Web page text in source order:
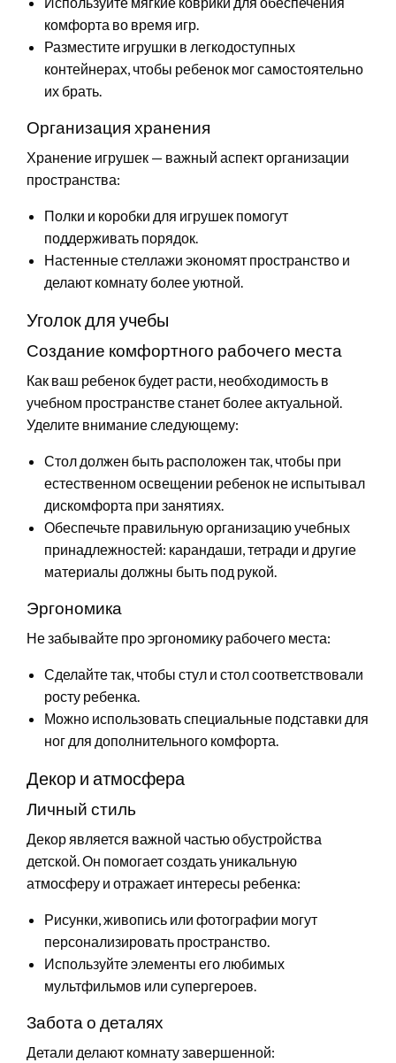
комфорта во время игр.
Разместите игрушки в легкодоступных
контейнерах, чтобы ребенок мог самостоятельно
их брать.
Организация хранения
Хранение игрушек — важный аспект организации
пространства:
Полки и коробки для игрушек помогут
поддерживать порядок.
Настенные стеллажи экономят пространство и
делают комнату более уютной.
Уголок для учебы
Создание комфортного рабочего места
Как ваш ребенок будет расти, необходимость в
учебном пространстве станет более актуальной.
Уделите внимание следующему:
Стол должен быть расположен так, чтобы при
естественном освещении ребенок не испытывал
дискомфорта при занятиях.
Обеспечьте правильную организацию учебных
принадлежностей: карандаши, тетради и другие
материалы должны быть под рукой.
Эргономика
Не забывайте про эргономику рабочего места:
Сделайте так, чтобы стул и стол соответствовали
росту ребенка.
Можно использовать специальные подставки для
ног для дополнительного комфорта.
Декор и атмосфера
Личный стиль
Декор является важной частью обустройства
детской. Он помогает создать уникальную
атмосферу и отражает интересы ребенка:
Рисунки, живопись или фотографии могут
персонализировать пространство.
Используйте элементы его любимых
мультфильмов или супергероев.
Забота о деталях
Детали делают комнату завершенной: